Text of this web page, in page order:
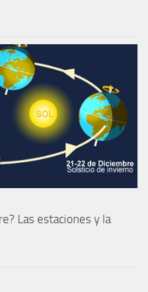
Las estaciones y la